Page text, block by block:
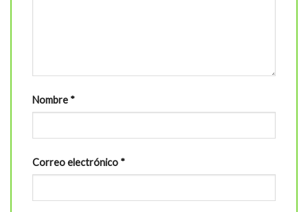
Nombre *
Correo electrónico *